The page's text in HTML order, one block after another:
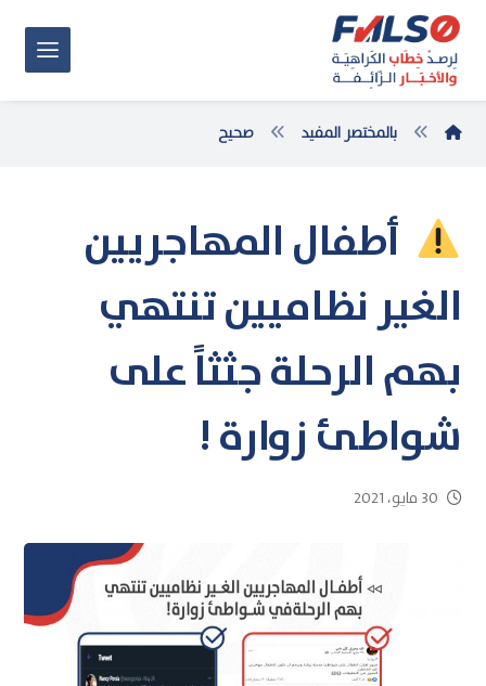
بالمختصر المفيد صحيح
أطفال المهاجريين
الغير نظاميين تنتهي
بهم الرحلة جثثاً على
شواطئ زوارة !
30 مايو، 2021